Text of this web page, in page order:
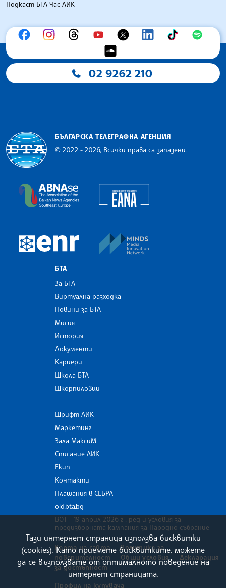
Подкаст БТА Час ЛИК
02 9262 210
БЪЛГАРСКА ТЕЛЕГРАФНА АГЕНЦИЯ
© 2022 - 2026, Всички права са запазени.
The Assocoation of the Balkan News Agencies
European Newsroom
БТА
За БТА
Виртуална разходка
Новини за БТА
Мисия
История
Документи
Кариери
Школа БТА
Шкорпиловци
Шрифт ЛИК
Маркетинг
Зала МаксиМ
Списание ЛИК
Екип
Контакти
Плащания в СЕБРА
old.bta.bg
ВОТ - 19 април 2026 г . ред и условия за
предизборната кампания за Народно събрание
Карта на сайта
Политика за
поверителност
Общи условия
Декларация
за достъпност
Профил на купувача
Тази интернет страница използва бисквитки
(cookies). Като приемете бисквитките, можете
да се възползвате от оптималното поведение на
интернет страницата.